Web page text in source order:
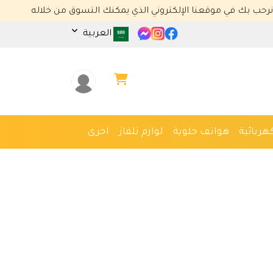
موقعنا الإلكتروني الذي يمكنك التسوق من خلاله
العربية
هواتف خلوية لوازم تلفاز اخرى